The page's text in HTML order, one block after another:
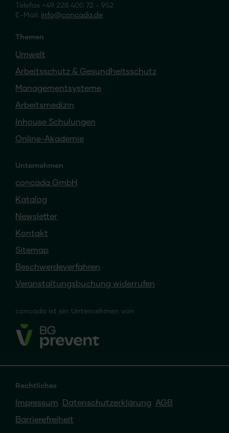
Telefax +49 228 400 72 - 952
E-Mail: info concada.de
Themen
Umwelt
Arbeitsschutz & Gesundheitsschutz
Managementsysteme
Arbeitsmedizin
Inhouse Schulungen
Online-Akademie
Unternehmen
concada GmbH
Katalog
Newsletter
Kontakt
Sitemap
Beschwerdeverfahren
Veranstaltungsbuchung widerrufen
concada ist ein Unternehmen von
Rechtliches
Impressum Datenschutzerklärung AGB
Barrierefreiheit